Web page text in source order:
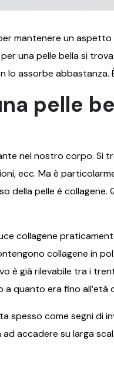
mantenere un
una pelle bella si
assorbe
pelle
nel nostro corpo. Si
ecc. Ma è
della pelle è
collagene
collagene in
è già rilevabile tra i
quanto era fino all’età
spesso come segni di
accadere su larga